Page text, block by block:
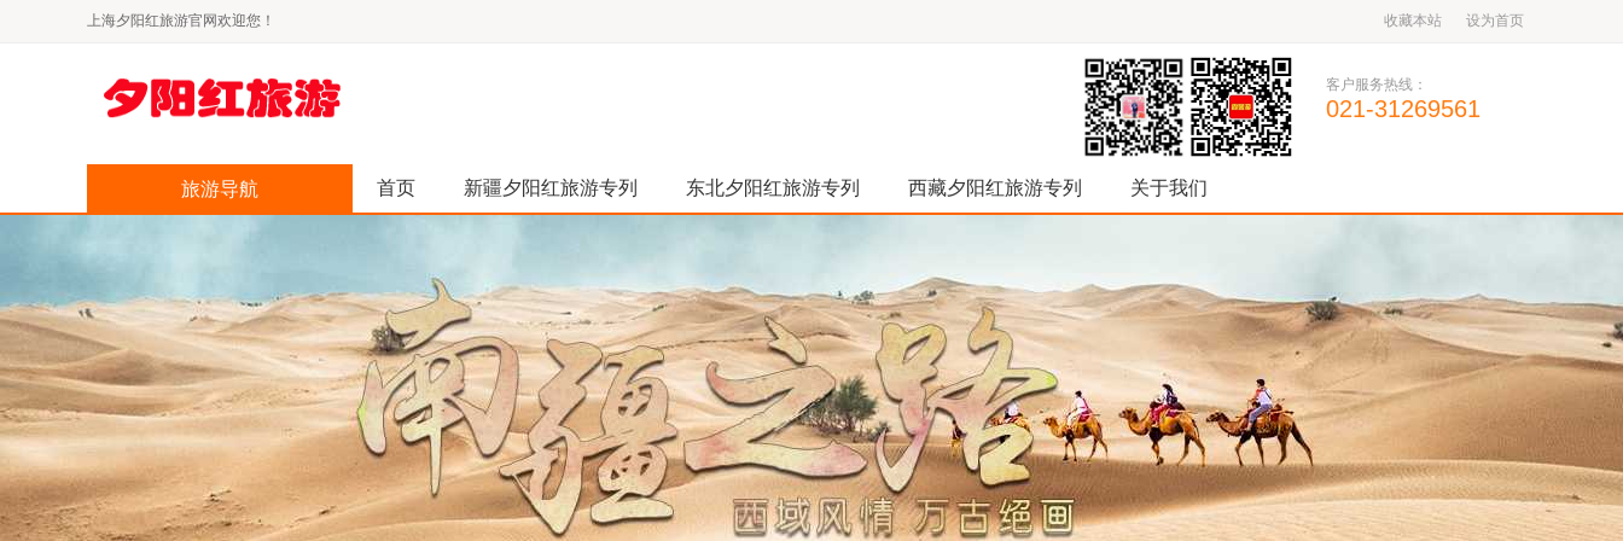
上海夕阳红旅游官网欢迎您！ 收藏本站 设为首页
客户服务热线：
021-31269561
旅游导航 首页 新疆夕阳红旅游专列 东北夕阳红旅游专列 西藏夕阳红旅游专列 关于我们